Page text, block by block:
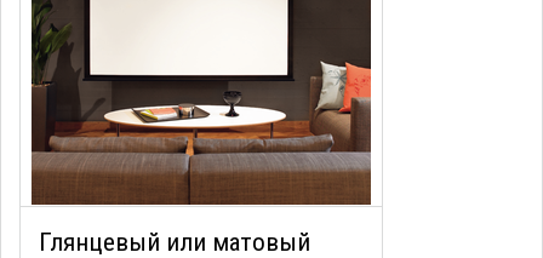
Глянцевый или матовый